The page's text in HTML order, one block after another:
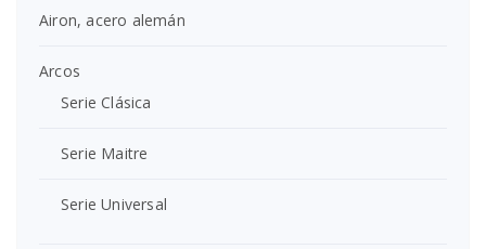
Airon, acero alemán
Arcos
Serie Clásica
Serie Maitre
Serie Universal